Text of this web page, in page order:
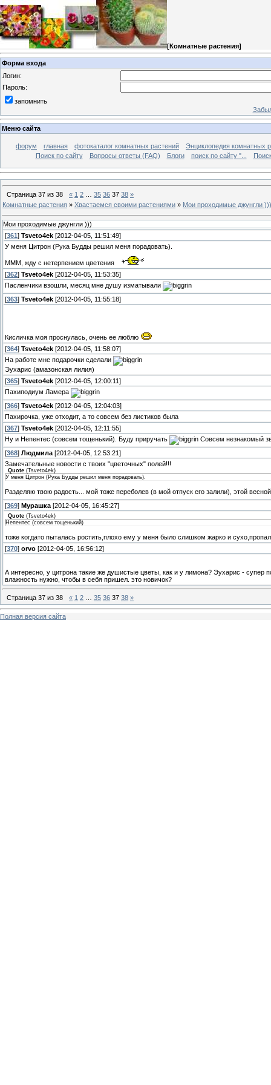
[Комнатные растения]
Форма входа
Логин:
Пароль:
запомнить
Меню сайта
форум главная фотокаталог комнатных растений
Энциклопедия комнатных
Поиск по сайту
Вопросы ответы (FAQ) Блоги поиск по сайту "...
Страница 37 из 38 « 1 2 35 36 37 38 »
Комнатные растения » Хвастаемся своими растениями » Мои проходимые джунгли )))
Мои проходимые джунгли )))
[361] Tsveto4ek [2012-04-05, 11:51:49]
У меня Цитрон (Рука Будды решил меня порадовать).
МММ, жду с нетерпением цветения
[362] Tsveto4ek [2012-04-05, 11:53:35]
Пасленчики взошли, месяц мне душу изматывали
[363] Tsveto4ek [2012-04-05, 11:55:18]
Кисличка моя проснулась, очень ее люблю
[364] Tsveto4ek [2012-04-05, 11:58:07]
На работе мне подарочки сделали
Эухарис (амазонская лилия)
[365] Tsveto4ek [2012-04-05, 12:00:11]
Пахиподиум Ламера
[366] Tsveto4ek [2012-04-05, 12:04:03]
Пахирочка, уже отходит, а то совсем без листиков была
[367] Tsveto4ek [2012-04-05, 12:11:55]
Ну и Непентес (совсем тощенький). Буду приручать
Совсем незнакомый
[368] Людмила [2012-04-05, 12:53:21]
Замечательные новости с твоих "цветочных" полей!!!
Quote (Tsveto4ek)
У меня Цитрон (Рука Будды решил меня порадовать).
Разделяю твою радость... мой тоже переболев (в мой отпуск его залили), этой
[369] Мурашка [2012-04-05, 16:45:27]
Quote (Tsveto4ek)
Непентес (совсем тощенький)
тоже когдато пыталась ростить,плохо ему у меня было слишком жарко и
[370] orvo [2012-04-05, 16:56:12]
А интересно, у цитрона такие же душистые цветы, как и у лимона? Эухарис - супер
влажность нужно, чтобы в себя пришел. это новичок?
Страница 37 из 38 « 1 2 35 36 37 38 »
Полная версия сайта